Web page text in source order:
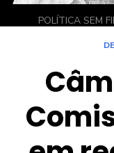
POLÍTICA SEM